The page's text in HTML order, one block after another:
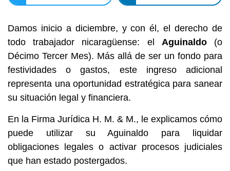
Damos inicio a diciembre, y con él, el derecho de
todo trabajador nicaragüense: el Aguinaldo(o
Décimo Tercer Mes). Más allá de ser un fondo para
festividades o gastos, este ingreso adicional
representa una oportunidad estratégica para sanear
su situación legal y financiera.
En la Firma Jurídica H. M. & M., le explicamos cómo
puede utilizar su Aguinaldo para liquidar
obligaciones legales o activar procesos judiciales
que han estado postergados.